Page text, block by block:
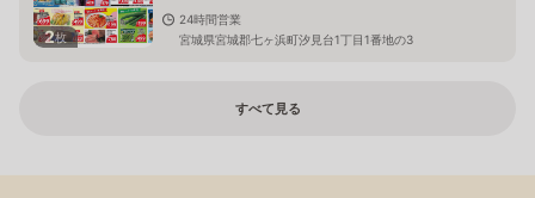
2枚
24時間営業
宮城県宮城郡七ヶ浜町汐見台1丁目1番地の3
すべて見る